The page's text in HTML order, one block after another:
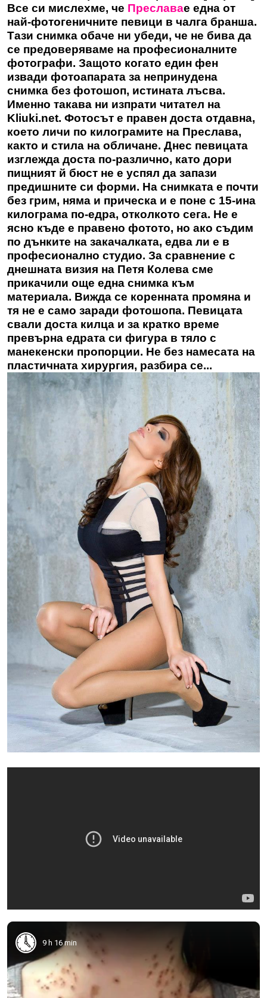
Все си мислехме, че Преславае една от
най-фотогеничните певици в чалга бранша.
Тази снимка обаче ни убеди, че не бива да
се предоверяваме на професионалните
фотографи. Защото когато един фен
извади фотоапарата за непринудена
снимка без фотошоп, истината лъсва.
Именно такава ни изпрати читател на
Kliuki.net. Фотосът е правен доста отдавна,
което личи по килограмите на Преслава,
както и стила на обличане. Днес певицата
изглежда доста по-различно, като дори
пищният й бюст не е успял да запази
предишните си форми. На снимката е почти
без грим, няма и прическа и е поне с 15-ина
килограма по-едра, отколкото сега. Не е
ясно къде е правено фотото, но ако съдим
по дънките на закачалката, едва ли е в
професионално студио. За сравнение с
днешната визия на Петя Колева сме
прикачили още една снимка към
материала. Вижда се коренната промяна и
тя не е само заради фотошопа. Певицата
свали доста килца и за кратко време
превърна едрата си фигура в тяло с
манекенски пропорции. Не без намесата на
пластичната хирургия, разбира се...
9 h 16 min